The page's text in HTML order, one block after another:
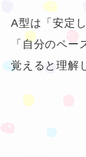
A型は「安定
「自分のペ
覚えると理解